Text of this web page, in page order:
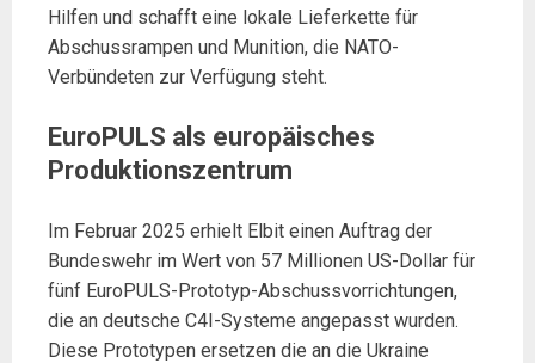
Hilfen und schafft eine lokale Lieferkette für
Abschussrampen und Munition, die NATO-
Verbündeten zur Verfügung steht.
EuroPULS als europäisches
Produktionszentrum
Im Februar 2025 erhielt Elbit einen Auftrag der
Bundeswehr im Wert von 57 Millionen US-Dollar für
fünf EuroPULS-Prototyp-Abschussvorrichtungen,
die an deutsche C4I-Systeme angepasst wurden.
Diese Prototypen ersetzen die an die Ukraine